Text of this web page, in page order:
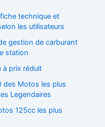
technique et
les utilisateurs
gestion de carburant
station
à prix réduit
des Motos les plus
Legendaires
125cc les plus